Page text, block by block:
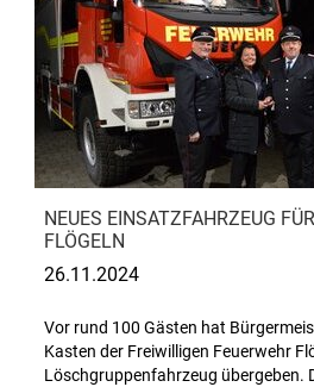
NEUES EINSATZFAHRZEUG
FLÖGELN
26.11.2024
Vor rund 100 Gästen hat
Kasten der Freiwilligen Feuerwehr
Löschgruppenfahrzeug übergeben.